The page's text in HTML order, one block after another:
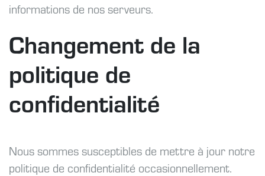
informations de nos serveurs.
Changement de la
politique de
confidentialité
Nous sommes susceptibles de mettre à jour notre
politique de confidentialité occasionnellement.